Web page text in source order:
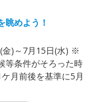
眺めよう！
金)～7月15日(水) ※
等条件がそろった時
月前後を基準に5月